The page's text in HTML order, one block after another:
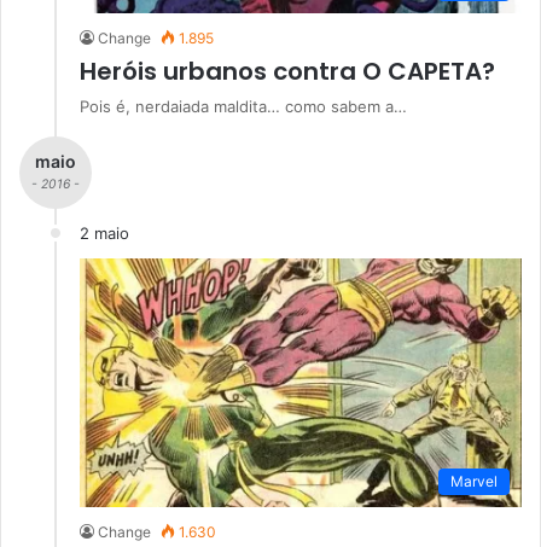
Change 1.895
Heróis urbanos contra O CAPETA?
Pois é, nerdaiada maldita… como sabem a…
maio
- 2016 -
2 maio
Marvel
Change 1.630